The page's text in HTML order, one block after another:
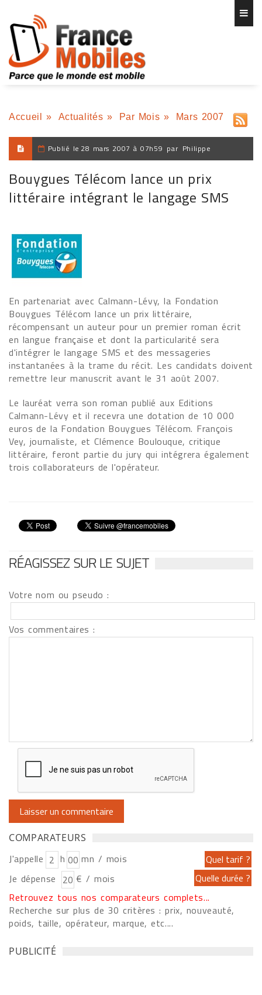
Accueil » Actualités » Par Mois » Mars 2007
Publié le 28 mars 2007 à 07h59 par Philippe
Bouygues Télécom lance un prix
littéraire intégrant le langage SMS
En partenariat avec Calmann-Lévy, la Fondation
Bouygues Télécom lance un prix littéraire,
récompensant un auteur pour un premier roman écrit
en langue française et dont la particularité sera
d'intégrer le langage SMS et des messageries
instantanées à la trame du récit. Les candidats doivent
remettre leur manuscrit avant le 31 août 2007.
Le lauréat verra son roman publié aux Editions
Calmann-Lévy et il recevra une dotation de 10 000
euros de la Fondation Bouygues Télécom. François
Vey, journaliste, et Clémence Boulouque, critique
littéraire, feront partie du jury qui intégrera également
trois collaborateurs de l'opérateur.
RÉAGISSEZ SUR LE SUJET
Votre nom ou pseudo :
Vos commentaires :
COMPARATEURS
J'appelle h
mn / mois
Je dépense
€ / mois
Retrouvez tous nos comparateurs complets...
Recherche sur plus de 30 critères : prix, nouveauté,
poids, taille, opérateur, marque, etc....
PUBLICITÉ